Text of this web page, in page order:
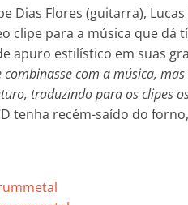
Dias Flores (guitarra),
clipe para a música que dá
apuro estilístico em suas
com a música,
traduzindo para os clipes
tenha recém-saído do